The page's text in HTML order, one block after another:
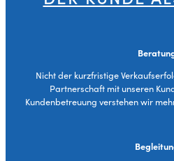
Nicht der kurzfristige
Partnerschaft mit unseren
Kundenbetreuung verstehen wir